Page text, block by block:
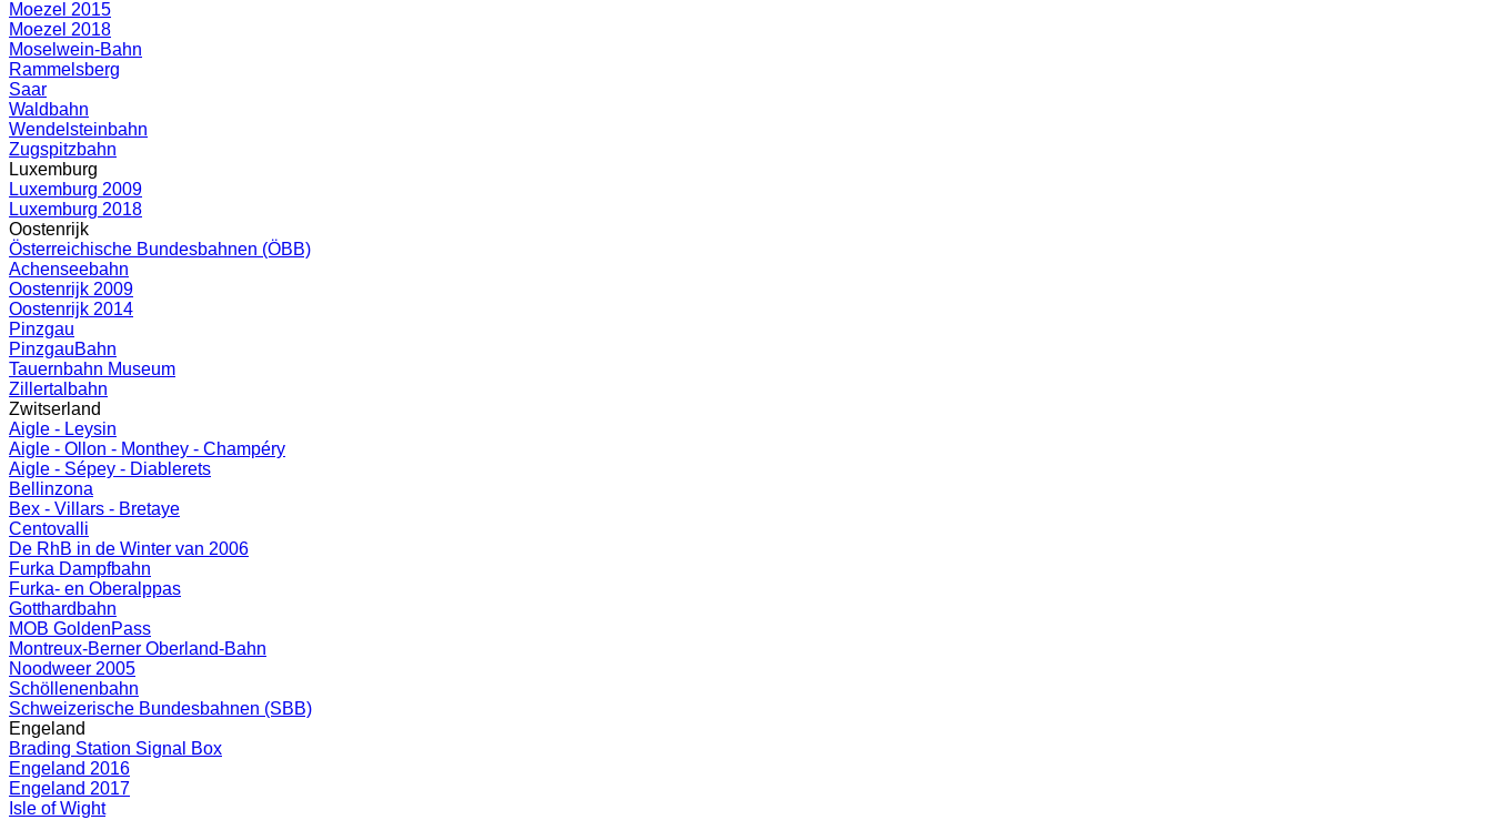
Moezel 2015
Moezel 2018
Moselwein-Bahn
Rammelsberg
Saar
Waldbahn
Wendelsteinbahn
Zugspitzbahn
Luxemburg
Luxemburg 2009
Luxemburg 2018
Oostenrijk
Österreichische Bundesbahnen (ÖBB)
Achenseebahn
Oostenrijk 2009
Oostenrijk 2014
Pinzgau
PinzgauBahn
Tauernbahn Museum
Zillertalbahn
Zwitserland
Aigle - Leysin
Aigle - Ollon - Monthey - Champéry
Aigle - Sépey - Diablerets
Bellinzona
Bex - Villars - Bretaye
Centovalli
De RhB in de Winter van 2006
Furka Dampfbahn
Furka- en Oberalppas
Gotthardbahn
MOB GoldenPass
Montreux-Berner Oberland-Bahn
Noodweer 2005
Schöllenenbahn
Schweizerische Bundesbahnen (SBB)
Engeland
Brading Station Signal Box
Engeland 2016
Engeland 2017
Isle of Wight